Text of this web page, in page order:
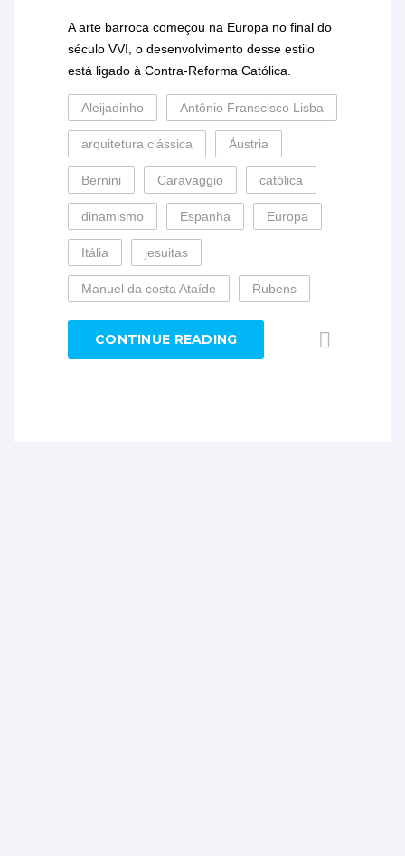
A arte barroca começou na Europa no final do
século VVI, o desenvolvimento desse estilo
está ligado à Contra-Reforma Católica.
Aleijadinho Antônio Franscisco Lisba
arquitetura clássica Áustria
Bernini Caravaggio católica
dinamismo Espanha Europa
Itália jesuitas
Manuel da costa Ataíde Rubens
CONTINUE READING